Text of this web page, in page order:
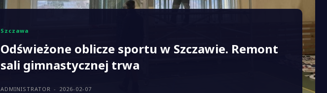
Szczawa
Odświeżone oblicze sportu w Szczawie. Remont
sali gimnastycznej trwa
ADMINISTRATOR - 2026-02-07